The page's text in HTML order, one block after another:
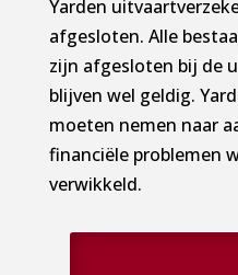
Yarden
afgesloten. Alle
zijn afgesloten bij de
blijven wel geldig.
moeten nemen naar
financiële problemen
verwikkeld.